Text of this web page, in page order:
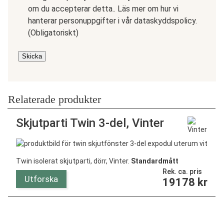
om du accepterar detta.. Läs mer om hur vi
hanterar personuppgifter i vår dataskyddspolicy.
(Obligatoriskt)
Skicka
Relaterade produkter
Skjutparti Twin 3-del, Vinter
Twin isolerat skjutparti, dörr, Vinter. Standardmått
Utforska
Rek. ca. pris
19178 kr